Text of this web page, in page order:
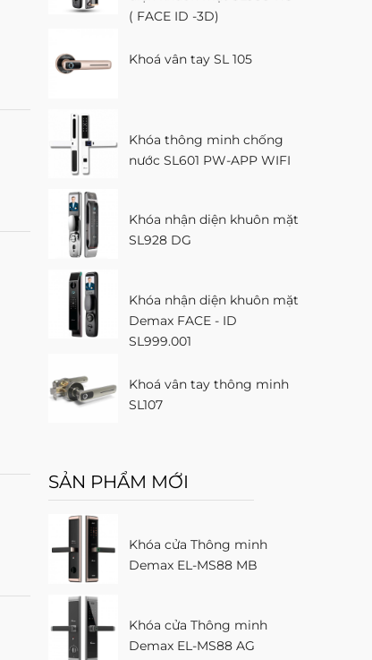
( FACE ID -3D)
Khoá vân tay SL 105
Khóa thông minh chống
nước SL601 PW-APP WIFI
Khóa nhận diện khuôn mặt
SL928 DG
Khóa nhận diện khuôn mặt
Demax FACE - ID
SL999.001
Khoá vân tay thông minh
SL107
SẢN PHẨM MỚI
Khóa cửa Thông minh
Demax EL-MS88 MB
Khóa cửa Thông minh
Demax EL-MS88 AG